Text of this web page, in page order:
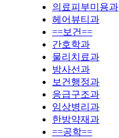
의료피부미용과
헤어뷰티과
==보건==
간호학과
물리치료과
방사선과
보건행정과
응급구조과
임상병리과
한방약재과
==공학==